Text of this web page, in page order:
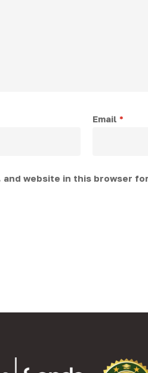
Email *
and website in this browser